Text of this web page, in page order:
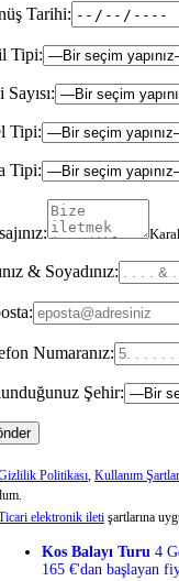
Tarihi:
Tipi:
Tipi:
Tipi:
& Soyadınız:
Numaranız:
Şehir:
Politikası, Kullanım
elektronik ileti şartlarına
Kos Balayı Turu 4
165 €'dan başlayan